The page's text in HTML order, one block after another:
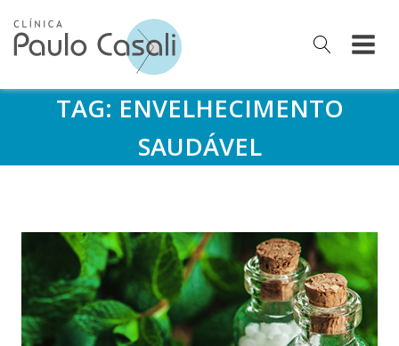
TAG: ENVELHECIMENTO
SAUDÁVEL